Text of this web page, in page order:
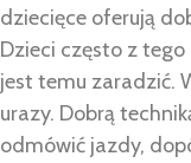
dziecięce oferują
Dzieci często z
jest temu zaradzić.
urazy. Dobrą
odmówić jazdy,